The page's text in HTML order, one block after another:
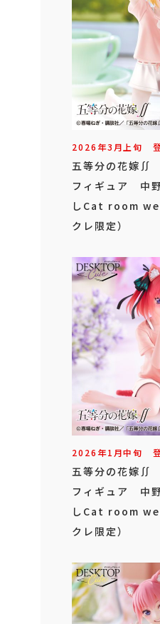
2026年3月上旬
五等分の花嫁
フィギュア 中
しCat room
クレ限定）
2026年1月中旬
五等分の花嫁
フィギュア 中
しCat room
クレ限定）